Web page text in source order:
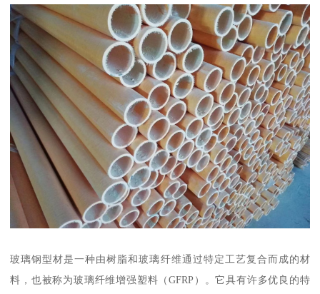
玻璃钢型材是一种由树脂和玻璃纤维通过特定工艺复合而成的材
料，也被称为玻璃纤维增强塑料（GFRP）。它具有许多优良的特